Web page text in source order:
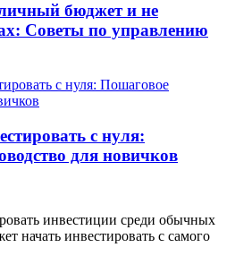
бюджет и не
Советы по управлению
с нуля:
для новичков
инвестиции среди обычных
начать инвестировать с самого